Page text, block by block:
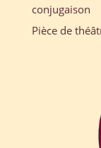
conjugaison
Pièce de